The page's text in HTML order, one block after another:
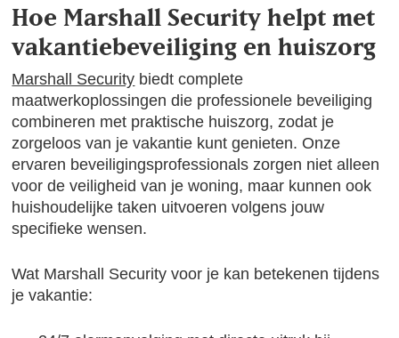
Hoe Marshall Security helpt met
vakantiebeveiliging en huiszorg
Marshall Security biedt complete
maatwerkoplossingen die professionele beveiliging
combineren met praktische huiszorg, zodat je
zorgeloos van je vakantie kunt genieten. Onze
ervaren beveiligingsprofessionals zorgen niet alleen
voor de veiligheid van je woning, maar kunnen ook
huishoudelijke taken uitvoeren volgens jouw
specifieke wensen.
Wat Marshall Security voor je kan betekenen tijdens
je vakantie: